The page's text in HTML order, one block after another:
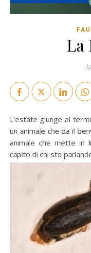
La
L’estate giunge al
un animale che da il
animale che mette in
capito di chi sto